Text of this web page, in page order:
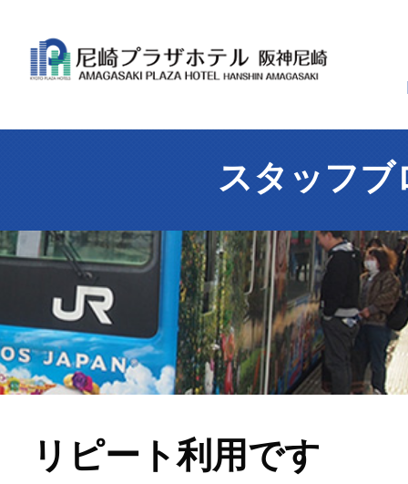
スタッフブ
リピート利用です